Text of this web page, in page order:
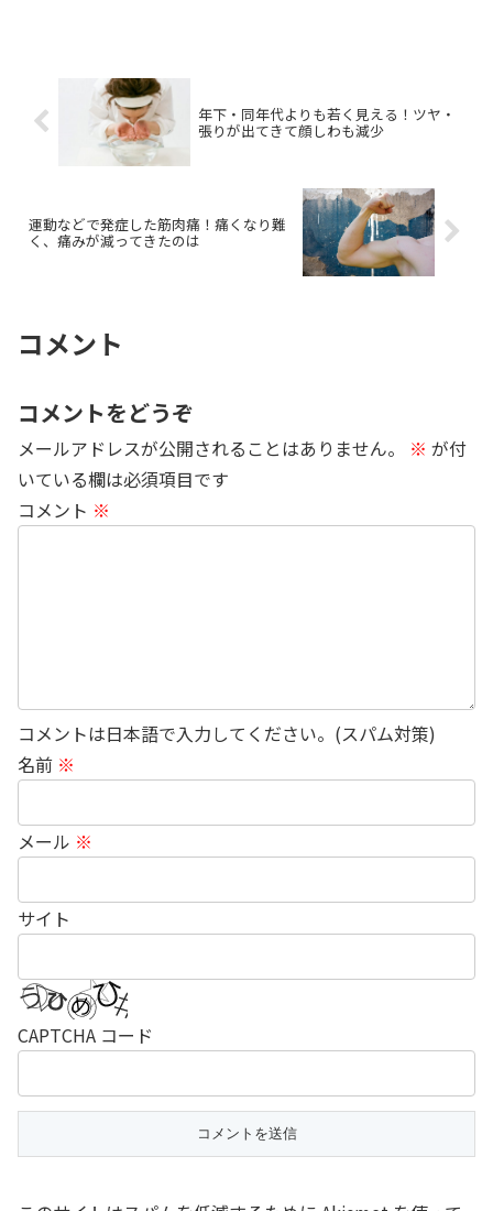
年下・同年代よりも若く見える！ツヤ・
張りが出てきて顔しわも減少
運動などで発症した筋肉痛！痛くなり難
く、痛みが減ってきたのは
コメント
コメントをどうぞ
メールアドレスが公開されることはありません。 ※ が付
いている欄は必須項目です
コメント ※
コメントは日本語で入力してください。(スパム対策)
名前 ※
メール ※
サイト
CAPTCHA コード